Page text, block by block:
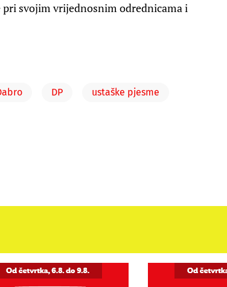
svojim vrijednosnim odrednicama i
DP ustaške pjesme